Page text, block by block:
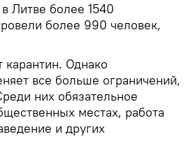
Литве более 1540
более 990 человек,
карантин. Однако
все больше ограничений,
них обязательное
местах, работа
и других